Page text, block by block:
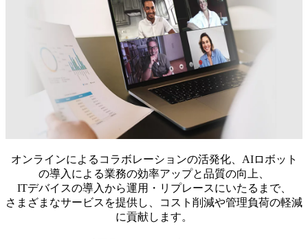
オンラインによるコラボレーションの活発化、AIロボット
の導入による業務の効率アップと品質の向上、
ITデバイスの導入から運用・リプレースにいたるまで、
さまざまなサービスを提供し、コスト削減や管理負荷の軽減
に貢献します。